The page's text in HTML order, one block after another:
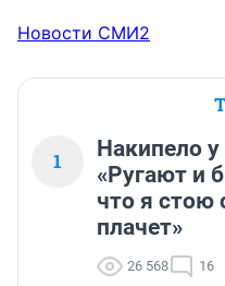
Новости СМИ2
1
Накипело
«Ругают и
что я стою
плачет»
26 568 16